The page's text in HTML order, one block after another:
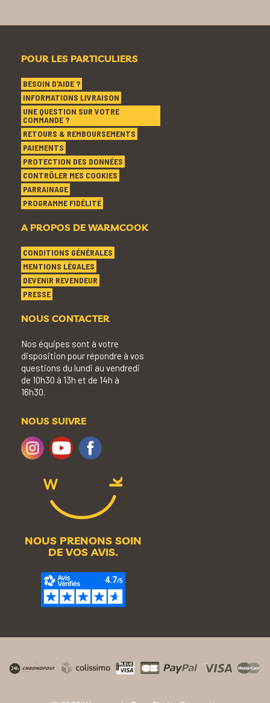
POUR LES PARTICULIERS
BESOIN D'AIDE ?
INFORMATIONS LIVRAISON
UNE QUESTION SUR VOTRE
COMMANDE ?
RETOURS & REMBOURSEMENTS
PAIEMENTS
PROTECTION DES DONNÉES
CONTRÔLER MES COOKIES
PARRAINAGE
PROGRAMME FIDÉLITÉ
A PROPOS DE WARMCOOK
CONDITIONS GÉNÉRALES
MENTIONS LÉGALES
DEVENIR REVENDEUR
PRESSE
NOUS CONTACTER
Nos équipes sont à votre
disposition pour répondre à vos
questions du lundi au vendredi
de 10h30 à 13h et de 14h à
16h30.
NOUS SUIVRE
NOUS PRENONS SOIN
DE VOS AVIS.